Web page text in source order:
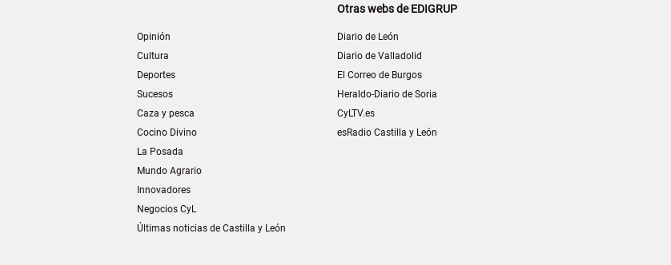
Opinión
Cultura
Deportes
Sucesos
Caza y pesca
Cocino Divino
La Posada
Mundo Agrario
Innovadores
Negocios CyL
Últimas noticias de Castilla y León
Otras webs de EDIGRUP
Diario de León
Diario de Valladolid
El Correo de Burgos
Heraldo-Diario de Soria
CyLTV.es
esRadio Castilla y León